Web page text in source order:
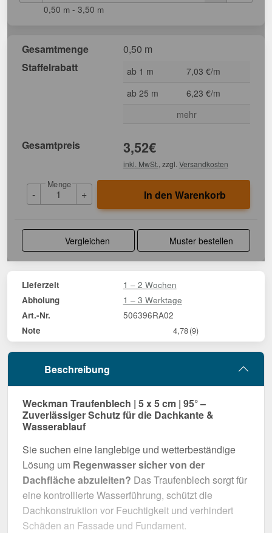
0,50 m - 3,50 m
Gesamtmenge
0,50 m
Staffelrabatt
ab 1 m
7,03 €/m
ab 25 m
6,23 €/m
mehr
Gesamtpreis 3,52€
inkl. MwSt. , zzgl. Versandkosten
-
Menge
+ In den Warenkorb
Vergleichen Muster bestellen
Lieferzeit 1 – 2 Wochen
Abholung 1 – 3 Werktage
Art.-Nr. 506396RA02
Note 4,78(9)
Beschreibung
Weckman Traufenblech | 5 x 5 cm | 95° –
Zuverlässiger Schutz für die Dachkante &
Wasserablauf
Sie suchen eine langlebige und wetterbeständige
Lösung um Regenwasser sicher von der
Dachfläche abzuleiten? Das Traufenblech sorgt für
eine kontrollierte Wasserführung, schützt die
Dachkonstruktion vor Feuchtigkeit und verhindert
Schäden an Fassade und Fundament.